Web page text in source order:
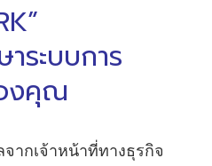
ระบบการ
งคุณ
ากเจ้าหน้าที่ทางธุรกิจ